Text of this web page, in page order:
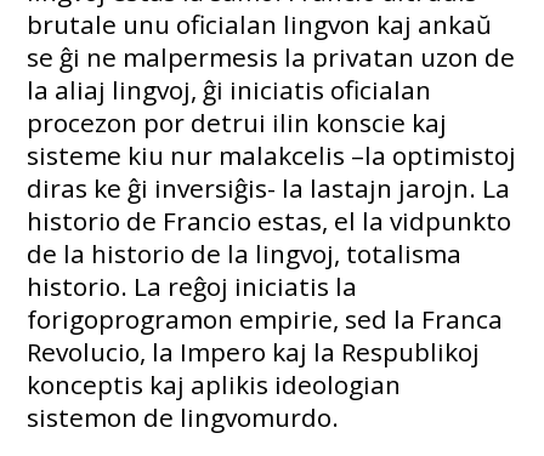
brutale unu oficialan lingvon kaj ankaŭ
se ĝi ne malpermesis la privatan uzon de
la aliaj lingvoj, ĝi iniciatis oficialan
procezon por detrui ilin konscie kaj
sisteme kiu nur malakcelis –la optimistoj
diras ke ĝi inversiĝis- la lastajn jarojn. La
historio de Francio estas, el la vidpunkto
de la historio de la lingvoj, totalisma
historio. La reĝoj iniciatis la
forigoprogramon empirie, sed la Franca
Revolucio, la Impero kaj la Respublikoj
konceptis kaj aplikis ideologian
sistemon de lingvomurdo.